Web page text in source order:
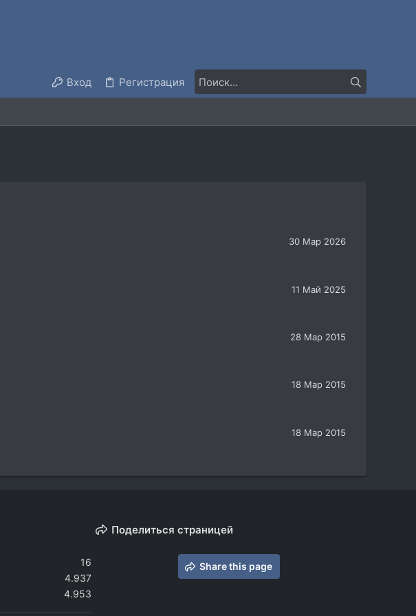
Вход Регистрация
30 Мар 2026
11 Май 2025
28 Мар 2015
18 Мар 2015
18 Мар 2015
16
4.937
4.953
Поделиться страницей
Share this page